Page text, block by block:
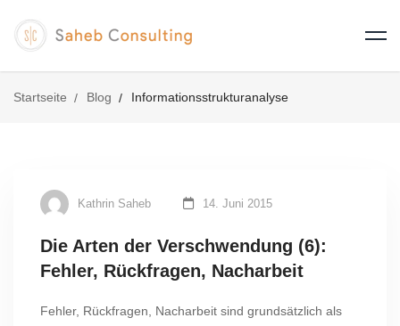
Startseite Blog Informationsstrukturanalyse
Kathrin Saheb 14. Juni 2015
Die Arten der Verschwendung (6):
Fehler, Rückfragen, Nacharbeit
Fehler, Rückfragen, Nacharbeit sind grundsätzlich als